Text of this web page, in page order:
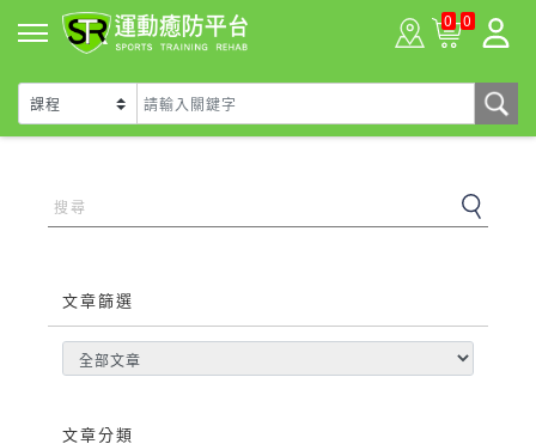
0 0
文章篩選
文章分類